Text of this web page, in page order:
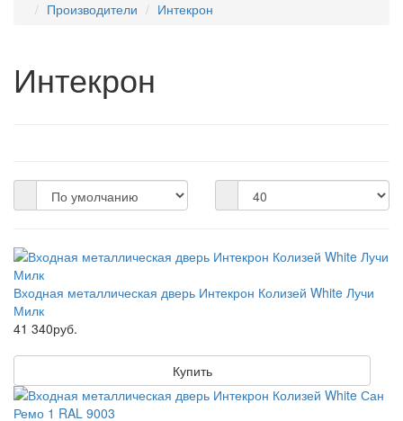
Производители Интекрон
Интекрон
Входная металлическая дверь Интекрон Колизей White Лучи
Милк
41 340руб.
Купить